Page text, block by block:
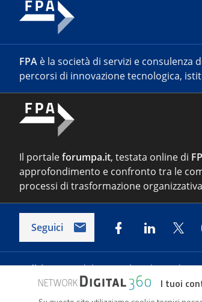
FPA è la società di servizi e consulenza
percorsi di innovazione tecnologica,
Il portaleforumpa.it, testata online di
approfondimento e confronto tra le
processi di trasformazione
Seguici
Indirizzo:Via del Porto Fluviale 67/d –
I tuoi